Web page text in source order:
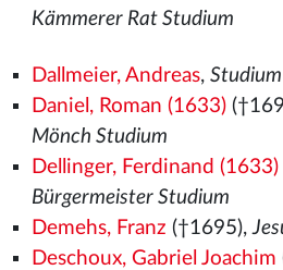
Kämmerer Rat Studium
Dallmeier, Andreas, Studium
Daniel, Roman (1633)
Mönch Studium
Dellinger, Ferdinand (1633)
Bürgermeister Studium
Demehs, Franz (†1695),
Deschoux, Gabriel Joachim